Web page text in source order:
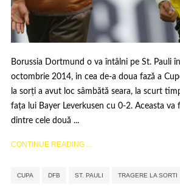
Borussia Dortmund o va întâlni pe St. Pauli
octombrie 2014, in cea de-a doua fază a
la sorți a avut loc sâmbătă seara, la scurt
fața lui Bayer Leverkusen cu 0-2. Aceasta va
dintre cele două ...
CONTINUE READING ...
CUPA DFB ST. PAULI TRAGERE LA SORTI